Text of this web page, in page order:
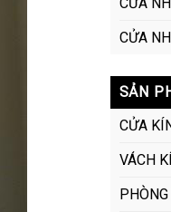
CỬA
SẢN
CỬA
VÁCH